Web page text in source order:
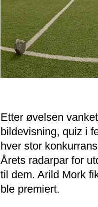
Etter øvelsen
bildevisning, quiz i
hver stor
Årets radarpar for
til dem. Arild Mork
ble premiert.